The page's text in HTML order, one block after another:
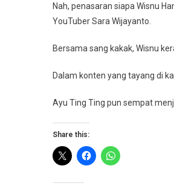
Nah, penasaran siapa Wisnu
YouTuber Sara Wijayanto.
Bersama sang kakak, Wisnu
Dalam konten yang tayang di
Ayu Ting Ting pun sempat
Share this: